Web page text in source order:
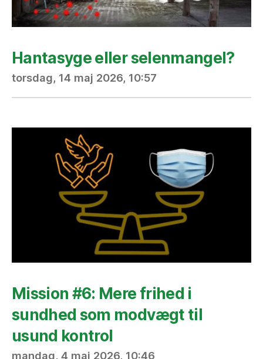
Hantasyge eller selenmangel?
torsdag, 14 maj 2026, 10:57
Mission #6: Mere frihed i
sundhed som modvægt til
usund kontrol
mandag, 4 maj 2026, 10:46